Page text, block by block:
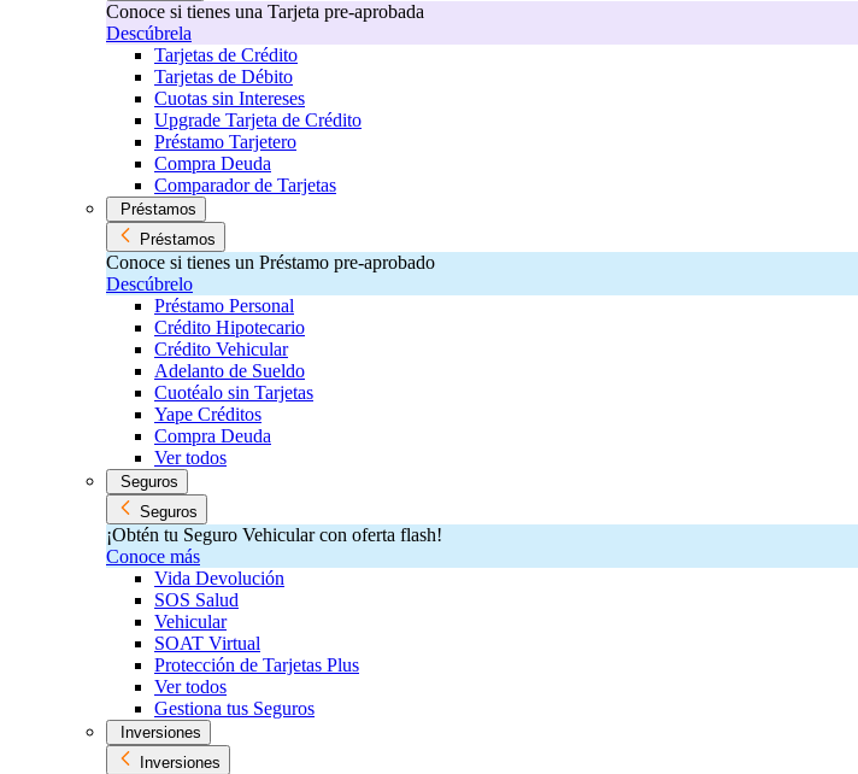
Conoce si tienes una Tarjeta pre-aprobada
Descúbrela
Tarjetas de Crédito
Tarjetas de Débito
Cuotas sin Intereses
Upgrade Tarjeta de Crédito
Préstamo Tarjetero
Compra Deuda
Comparador de Tarjetas
Préstamos
Préstamos
Conoce si tienes un Préstamo pre-aprobado
Descúbrelo
Préstamo Personal
Crédito Hipotecario
Crédito Vehicular
Adelanto de Sueldo
Cuotéalo sin Tarjetas
Yape Créditos
Compra Deuda
Ver todos
Seguros
Seguros
¡Obtén tu Seguro Vehicular con oferta flash!
Conoce más
Vida Devolución
SOS Salud
Vehicular
SOAT Virtual
Protección de Tarjetas Plus
Ver todos
Gestiona tus Seguros
Inversiones
Inversiones